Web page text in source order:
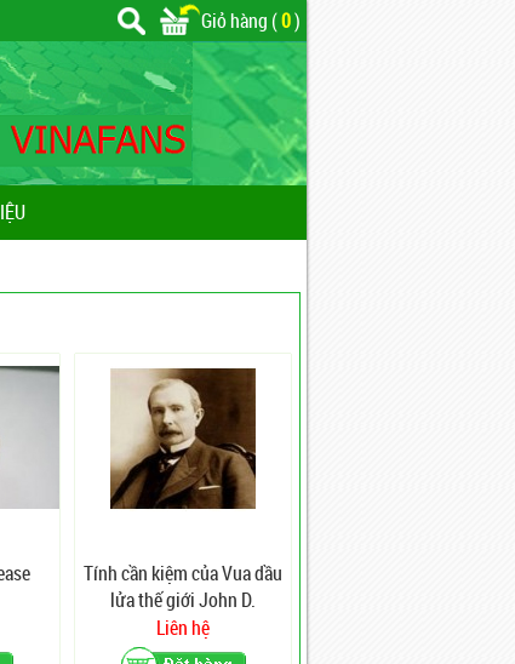
Giỏ hàng (0)
Tính cần kiệm của Vua dầu
lửa thế giới John D.
Rockefeller
Liên hệ